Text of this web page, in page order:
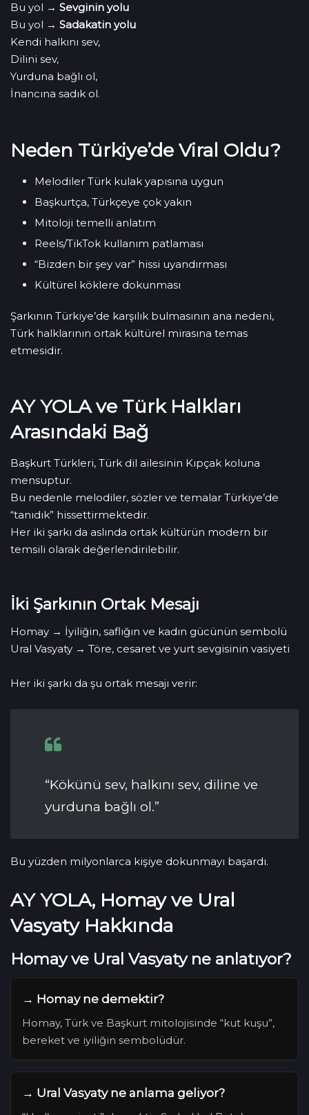
Bu yol → Sevginin yolu
Bu yol → Sadakatin yolu
Kendi halkını sev,
Dilini sev,
Yurduna bağlı ol,
İnancına sadık ol.
Neden Türkiye’de Viral Oldu?
Melodiler Türk kulak yapısına uygun
Başkurtça, Türkçeye çok yakın
Mitoloji temelli anlatım
Reels/TikTok kullanım patlaması
“Bizden bir şey var” hissi uyandırması
Kültürel köklere dokunması
Şarkının Türkiye’de karşılık bulmasının ana nedeni,
Türk halklarının ortak kültürel mirasına temas
etmesidir.
AY YOLA ve Türk Halkları
Arasındaki Bağ
Başkurt Türkleri, Türk dil ailesinin Kıpçak koluna
mensuptur.
Bu nedenle melodiler, sözler ve temalar Türkiye’de
“tanıdık” hissettirmektedir.
Her iki şarkı da aslında ortak kültürün modern bir
temsili olarak değerlendirilebilir.
İki Şarkının Ortak Mesajı
Homay → İyiliğin, saflığın ve kadın gücünün sembolü
Ural Vasyaty → Töre, cesaret ve yurt sevgisinin vasiyeti
Her iki şarkı da şu ortak mesajı verir:
“Kökünü sev, halkını sev, diline ve
yurduna bağlı ol.”
Bu yüzden milyonlarca kişiye dokunmayı başardı.
AY YOLA, Homay ve Ural
Vasyaty Hakkında
Homay ve Ural Vasyaty ne anlatıyor?
→ Homay ne demektir?
Homay, Türk ve Başkurt mitolojisinde “kut kuşu”,
bereket ve iyiliğin sembolüdür.
→ Ural Vasyaty ne anlama geliyor?